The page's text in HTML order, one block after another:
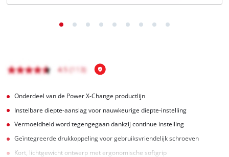
Onderdeel van de Power X-Change productlijn
Instelbare diepte-aanslag voor nauwkeurige diepte-instelling
Vermoeidheid word tegengegaan dankzij continue instelling
Geïntegreerde drukkoppeling voor gebruiksvriendelijk schroeven
Kort, lichtgewicht ontwerp met ergonomische softgrip